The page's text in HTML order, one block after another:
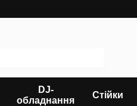
DJ-
обладнання
Стійки